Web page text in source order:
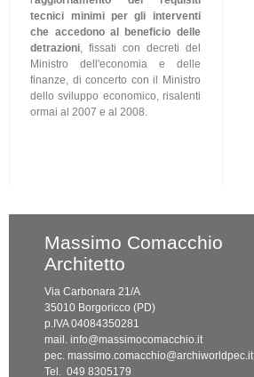
tecnici minimi per gli interventi
che accedono al beneficio delle
detrazioni, fissati con decreti del
Ministro dell'economia e delle
finanze, di concerto con il Ministro
dello sviluppo economico, risalenti
ormai al 2007 e al 2008.
Massimo Comacchio
Architetto
Via Carbonara 21/A
35010 Borgoricco (PD)
p.IVA 04084350281
mail. info@massimocomacchio.it
pec. massimo.comacchio@archiworldpec.it
Tel. 049 8305179